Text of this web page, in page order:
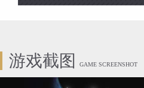
游戏截图 GAME SCREENSHOT